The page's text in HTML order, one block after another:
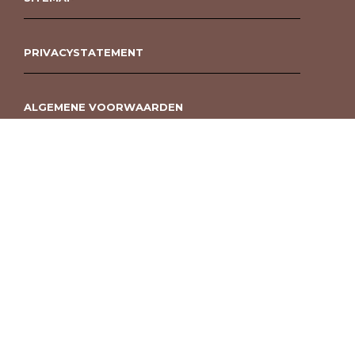
PRIVACYSTATEMENT
ALGEMENE VOORWAARDEN